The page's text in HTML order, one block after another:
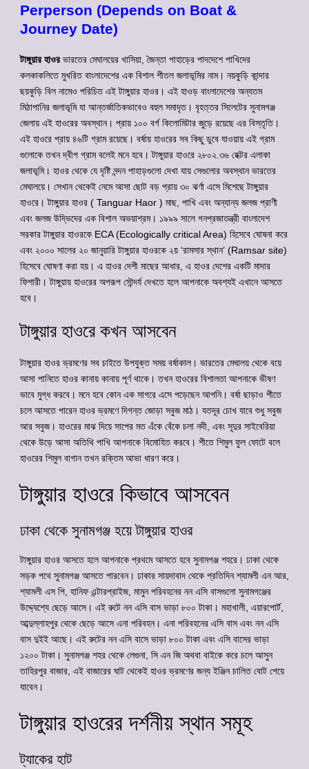
Perperson (Depends on Boat &
Journey Date)
টাঙ্গুয়ার হাওর ভারতের মেঘালয়ের খাসিয়া, জৈন্তা পাহাড়ের পাদদেশে পাখিদের
কলকাকলিতে মুখরিত বাংলাদেশের এক বিশাল শীতল জলাভূমির নাম। নয়কুড়ি কান্দার
ছয়কুড়ি বিল নামেও পরিচিত এই টাঙ্গুয়ার হাওর। এই হাওড় বাংলাদেশের অন্যতম
মিঠাপানির জলাভূমি যা আন্তর্জাতিকভাবেও বহুল সমাদৃত। বৃহত্তর সিলেটের সুনামগঞ্জ
জেলায় এই হাওরের অবস্থান। প্রায় ১০০ বর্গ কিলোমিটার জুড়ে রয়েছে এর বিস্তৃতি।
এই হাওরে প্রায় ৪৬টি গ্রাম রয়েছে। বর্ষায় হাওরের সব কিছু ডুবে যাওয়ায় এই গ্রাম
গুলোকে তখন দ্বীপ গ্রাম বলেই মনে হবে। টাঙ্গুয়ার হাওরে ২৮০২.৩৬ হেক্টর এলাকা
জলাভূমি। হাওর থেকে যে দৃষ্টি নন্দন পাহাড়গুলো দেখা যায় সেগুলোর অবস্থান ভারতের
মেঘালয়ে। সেখান থেকেই নেমে আসা ছোট বড় প্রায় ৩০ ঝর্ণা এসে মিশেছে টাঙ্গুয়ার
হাওরে। টাঙ্গুয়ার হাওর ( Tanguar Haor ) মাছ, পাখি এবং অন্যান্য জলজ প্রাণী
এবং জলজ উদ্ভিদের এক বিশাল অভয়াশ্রম। ১৯৯৯ সালে গনপ্রজাতন্ত্রী বাংলাদেশ
সরকার টাঙ্গুয়ার হাওরকে ECA (Ecologically critical Area) হিসেবে ঘোষনা করে
এবং ২০০০ সালের ২০ জানুয়ারি টাঙ্গুয়ার হাওরকে ২য় ‘রামসার স্থান’ (Ramsar site)
হিসেবে ঘোষণা করা হয়। এ হাওর দেশী মাছের আধার, এ হাওর দেশের একটি মাদার
ফিশারী। টাঙ্গুয়ায় হাওরের অপরূপ সৌন্দর্য দেখতে হলে আপনাকে অবশ্যই এখানে আসতে
হবে।
টাঙ্গুয়ার হাওরে কখন আসবেন
টাঙ্গুয়ার হাওর ভ্রমণের সব চাইতে উপযুক্ত সময় বর্ষাকাল। ভারতের মেঘালয় থেকে বয়ে
আসা পানিতে হাওর কানায় কানায় পূর্ণ থাকে। তখন হাওরের বিশালতা আপনাকে ভীষণ
ভাবে মুগ্ধ করবে। মনে হবে কোন এক সাগরে এসে পড়েছেন আপনি। বর্ষা ছাড়াও শীতে
চলে আসতে পারেন হাওর ভ্রমণে দিগন্ত জোড়া সবুজ মাঠ। যতদূর চোখ যাবে শুধু সবুজ
আর সবুজ। হাওরের মাঝ দিয়ে সাপের মত এঁকে বেঁকে চলা নদী, এবং সূদুর সাইবেরিয়া
থেকে উড়ে আসা অতিথি পাখি আপনাকে বিমোহিত করবে। শীতে শিমুল ফুল ফোটে বলে
হাওরের শিমুল বাগান তখন রক্তিম আভা ধারণ করে।
টাঙ্গুয়ার হাওরে কিভাবে আসবেন
ঢাকা থেকে সুনামগঞ্জ হয়ে টাঙ্গুয়ার হাওর
টাঙ্গুয়ার হাওর আসতে হলে আপনাকে প্রথমে আসতে হবে সুনামগঞ্জ শহরে। ঢাকা থেকে
সড়ক পথে সুনামগঞ্জ আসতে পারবেন। ঢাকার সায়দাবাদ থেকে প্রতিদিন শ্যামলী এন আর,
শ্যামলী এস পি, হানিফ এন্টারপ্রাইজ, মামুন পরিবহনের নন এসি বাসগুলো সুনামগঞ্জের
উদ্দ্যেশ্যে ছেড়ে আসে। এই রুটে নন এসি বাস ভাড়া ৮০০ টাকা। মহাখালী, এয়ারপোর্ট,
আব্দুল্লাহপুর থেকে ছেড়ে আসে এনা পরিবহন। এনা পরিবহনের এসি বাস এবং নন এসি
বাস দুইই আছে। এই রুটের নন এসি বাসে ভাড়া ৮০০ টাকা এবং এসি বাসের ভাড়া
১২০০ টাকা। সুনামগঞ্জ শহর থেকে লেগুনা, সি এন জি অথবা বাইকে করে চলে আসুন
তাহিরপুর বাজার, এই বাজারের ঘাট থেকেই হাওর ভ্রমণের জন্য ইঞ্জিন চালিত বোট পেয়ে
যাবেন।
টাঙ্গুয়ার হাওরের দর্শনীয় স্থান সমূহ
ট্যাকের হাট